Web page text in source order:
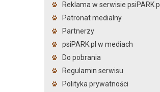
Reklama w serwisie psiPARK.pl
Patronat medialny
Partnerzy
psiPARK.pl w mediach
Do pobrania
Regulamin serwisu
Polityka prywatności